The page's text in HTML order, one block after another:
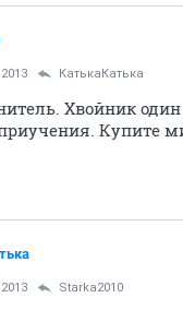
КатькаКатька
Хвойник
Купите
Starka2010